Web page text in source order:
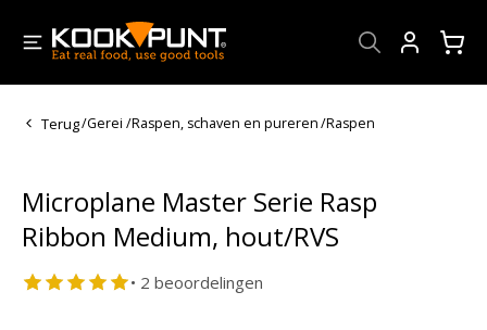
Terug/Gerei /Raspen, schaven en pureren/Raspen
Microplane Master Serie Rasp
Ribbon Medium, hout/RVS
• 2 beoordelingen